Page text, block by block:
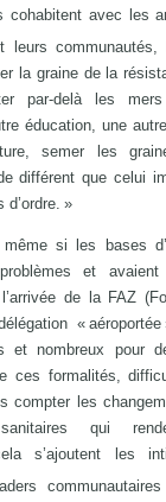
cohabitent avec les
leurs
la graine de la
par-delà les mers
éducation, une
semer les
différent que celui
»
même si les bases
et
de la FAZ
«
et nombreux pour
ces formalités,
compter les
sanitaires qui
s’ajoutent les